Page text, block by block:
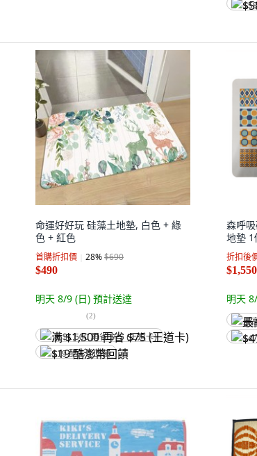
命運好好玩 硅藻土地墊, 白色 + 綠
色 + 紅色
首購折扣價 28%$690
$490
明天 8/9 (日) 預計送達
(2)
满 $1,500 再省 $75 (王道卡)
$19 酷澎幣回饋
森呼
地墊 1
折扣後
$1,550
明天
最